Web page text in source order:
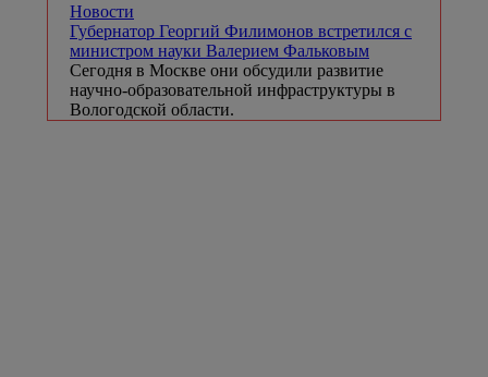
Новости
Губернатор Георгий Филимонов встретился с
министром науки Валерием Фальковым
Сегодня в Москве они обсудили развитие
научно-образовательной инфраструктуры в
Вологодской области.